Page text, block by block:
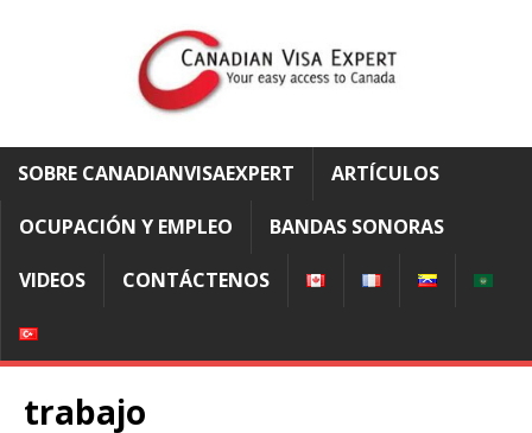
SOBRE CANADIANVISAEXPERT ARTÍCULOS
OCUPACIÓN Y EMPLEO BANDAS SONORAS
VIDEOS CONTÁCTENOS
trabajo